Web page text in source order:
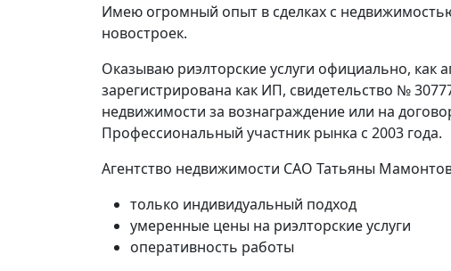
Имею огромный опыт в сделках с
новостроек.
Оказываю риэлторские услуги официально, как
зарегистрирована как ИП, свидетельство №
недвижимости за вознаграждение или на
Профессиональный участник рынка с 2003 года.
Агентство недвижимости САО Татьяны
только индивидуальный подход
умеренные цены на риэлторские услуги
оперативность работы